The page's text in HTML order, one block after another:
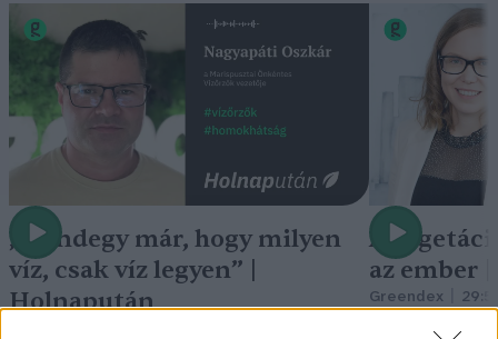
„Mindegy már, hogy milyen
víz, csak víz legyen” |
Holnapután
A
az ember
Greendex